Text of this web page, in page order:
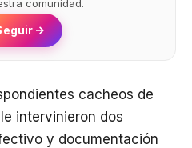
comunidad.
cacheos de
intervinieron dos
y documentación